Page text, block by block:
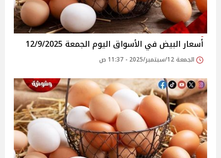
أسعار البيض في الأسواق‎‎ اليوم الجمعة 12/9/2025
الجمعة 12/سبتمبر/2025 - 11:37 ص